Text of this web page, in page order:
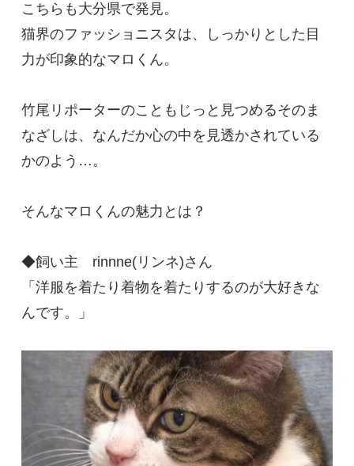
こちらも大分県で発見。
猫界のファッショニスタは、しっかりとした目
力が印象的なマロくん。
竹尾リポーターのこともじっと見つめるそのま
なざしは、なんだか心の中を見透かされている
かのよう…。
そんなマロくんの魅力とは？
◆飼い主 rinnne(リンネ)さん
「洋服を着たり着物を着たりするのが大好きな
んです。」